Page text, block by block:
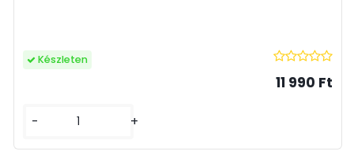
11 990 Ft
- +
Készleten